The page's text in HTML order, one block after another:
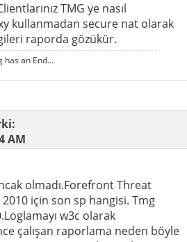
TMG ye nasıl
kullanmadan secure nat olarak
raporda gözükür.
has an End...
AM
olmadı.Forefront Threat
için son sp hangisi. Tmg
w3c olarak
çalışan raporlama neden böyle